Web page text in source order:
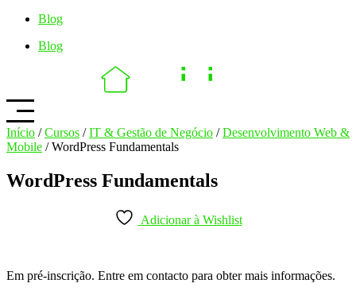
Blog
Blog
Início /Cursos /IT & Gestão de Negócio /Desenvolvimento Web &
Mobile / WordPress Fundamentals
WordPress Fundamentals
Adicionar à Wishlist
Em pré-inscrição. Entre em contacto para obter mais informações.